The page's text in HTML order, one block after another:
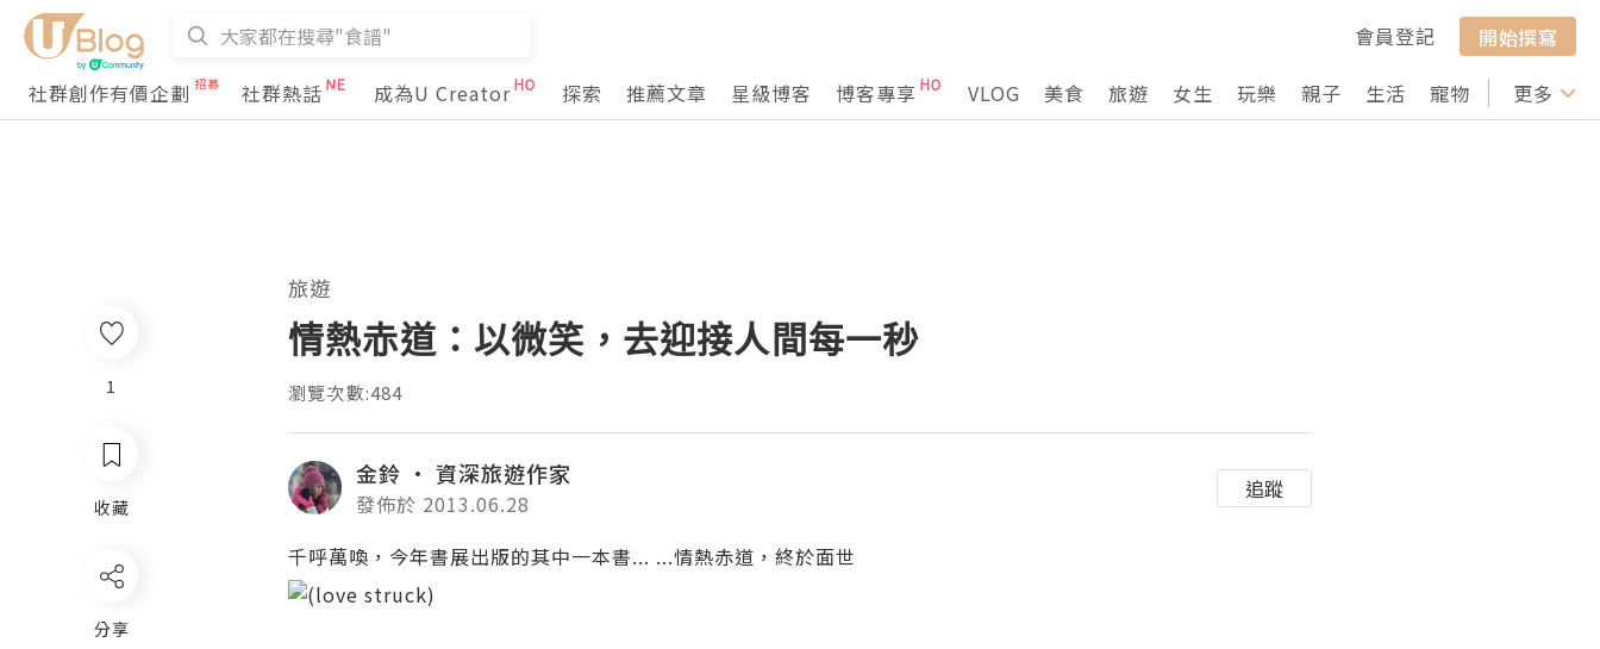
會員登記
開始撰寫
社群創作有價企劃
社群熱話 成為U Creator 探索 推薦文章 星級博客 博客專享 VLOG 美食 旅遊 女生 玩樂 親子 生活 寵物 行山 打卡
更多
旅遊
情熱赤道：以微笑，去迎接人間每一秒
瀏覽次數:484
金鈴 · 資深旅遊作家
發佈於 2013.06.28
追蹤
千呼萬喚，今年書展出版的其中一本書... ...情熱赤道，終於面世
1
收藏
分享